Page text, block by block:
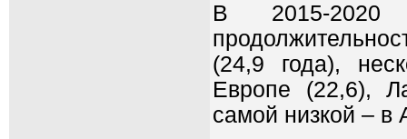
В 2015-2020
(24,9 года),
Европе (22,6),
самой низкой – в